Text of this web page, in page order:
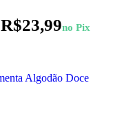
R$23,99no Pix